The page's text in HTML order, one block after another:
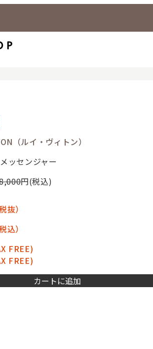
（ルイ・ヴィトン）
ッセンジャー
円(税込)
抜）
込）
FREE)
FREE)
カートに追加